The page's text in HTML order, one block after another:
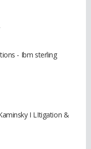
- Ibm sterling
I LItigation &